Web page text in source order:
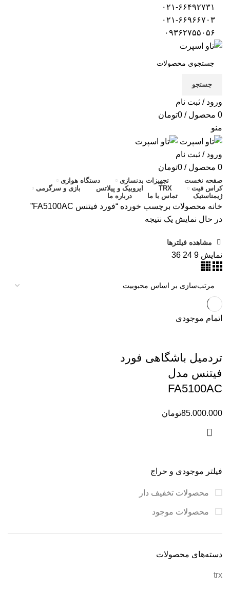
جستجو
ورود / ثبت نام
0 محصول / تومان0
منو
ورود / ثبت نام
0 محصول / تومان0
صفحه نخست تجهیزات بدنسازی
دستگاه هوازی
کراس فیت
TRX ایروبیک و پیلاتس
بازی و سرگرمی
ژیمناستیک
تماس با ما درباره ما
فیلتر موجودی و حراج
محصولات تخفیف دار
محصولات موجود
دسته‌های محصولات
trx
خانه محصولات برچسب خورده “فورد فیتنس FA5100AC”
در حال نمایش یک نتیجه
مشاهده فیلترها
نمایش 9
24
36
اتمام موجودی
تردمیل باشگاهی فورد
فیتنس مدل
FA5100AC
تومان85.000.000